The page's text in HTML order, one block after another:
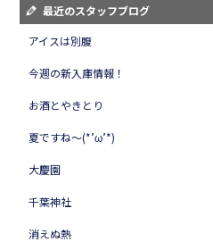
最近のスタッフブログ
アイスは別腹
今週の新入庫情報！
お酒とやきとり
夏ですね～(*’ω’*)
大慶園
千葉神社
消えぬ熱